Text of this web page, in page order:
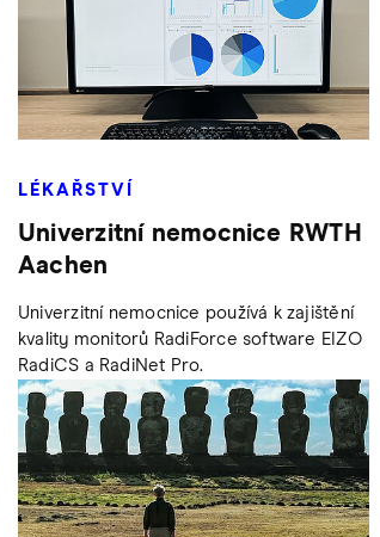
LÉKAŘSTVÍ
Univerzitní nemocnice RWTH
Aachen
Univerzitní nemocnice používá k zajištění
kvality monitorů RadiForce software EIZO
RadiCS a RadiNet Pro.